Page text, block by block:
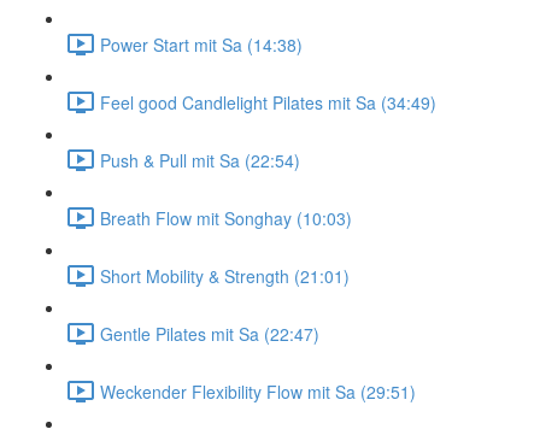
Power Start mit Sa (14:38)
Feel good Candlelight Pilates mit Sa (34:49)
Push & Pull mit Sa (22:54)
Breath Flow mit Songhay (10:03)
Short Mobility & Strength (21:01)
Gentle Pilates mit Sa (22:47)
Weckender Flexibility Flow mit Sa (29:51)